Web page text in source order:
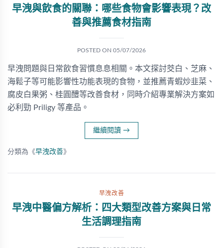
早洩與飲食的關聯：哪些食物會影響表現？改
善與推薦食材指南
POSTED ON 05/07/2026
早洩問題與日常飲食習慣息息相關。本文探討茭白、芝麻、
海鬆子等可能影響性功能表現的食物，並推薦青蝦炒韭菜、
腐皮白果粥、桂圓醴等改善食材，同時介紹專業解決方案如
必利勁 Priligy 等產品。
繼續閱讀 →
分類為《早洩改善》
早洩改善
早洩中醫偏方解析：四大類型改善方案與日常
生活調理指南